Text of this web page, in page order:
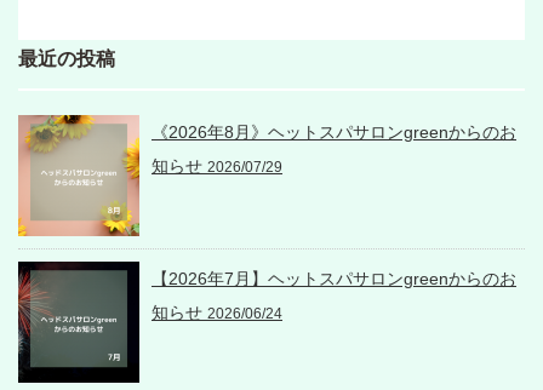
最近の投稿
《2026年8月》ヘットスパサロンgreenからのお
知らせ 2026/07/29
【2026年7月】ヘットスパサロンgreenからのお
知らせ 2026/06/24